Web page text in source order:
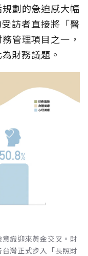
劃的急迫感大幅
訪者直接將「醫
管理項目之一，
財務議題。
識迎來黃金交叉。財
灣正式步入「長照財